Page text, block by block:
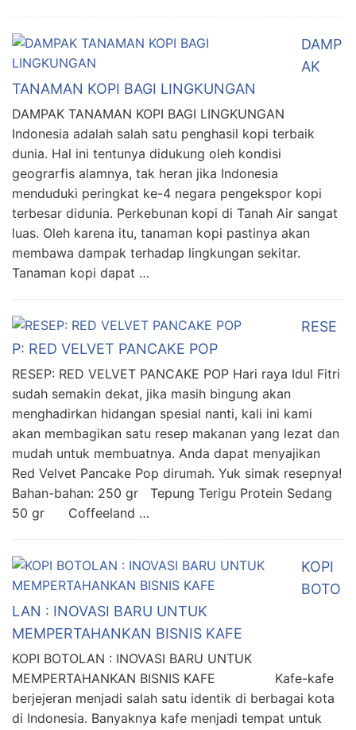
DAMP
AK
TANAMAN KOPI BAGI LINGKUNGAN
DAMPAK TANAMAN KOPI BAGI LINGKUNGAN
Indonesia adalah salah satu penghasil kopi terbaik
dunia. Hal ini tentunya didukung oleh kondisi
geograrfis alamnya, tak heran jika Indonesia
menduduki peringkat ke-4 negara pengekspor kopi
terbesar didunia. Perkebunan kopi di Tanah Air sangat
luas. Oleh karena itu, tanaman kopi pastinya akan
membawa dampak terhadap lingkungan sekitar.
Tanaman kopi dapat …
RESE
P: RED VELVET PANCAKE POP
RESEP: RED VELVET PANCAKE POP Hari raya Idul Fitri
sudah semakin dekat, jika masih bingung akan
menghadirkan hidangan spesial nanti, kali ini kami
akan membagikan satu resep makanan yang lezat dan
mudah untuk membuatnya. Anda dapat menyajikan
Red Velvet Pancake Pop dirumah. Yuk simak resepnya!
Bahan-bahan: 250 gr Tepung Terigu Protein Sedang
50 gr Coffeeland …
KOPI
BOTO
LAN : INOVASI BARU UNTUK
MEMPERTAHANKAN BISNIS KAFE
KOPI BOTOLAN : INOVASI BARU UNTUK
MEMPERTAHANKAN BISNIS KAFE Kafe-kafe
berjejeran menjadi salah satu identik di berbagai kota
di Indonesia. Banyaknya kafe menjadi tempat untuk